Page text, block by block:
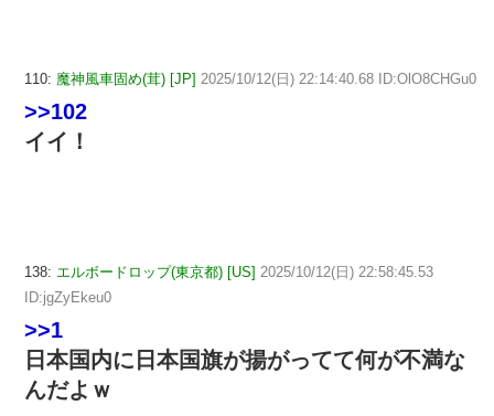
110: 魔神風車固め(茸) [JP] 2025/10/12(日) 22:14:40.68 ID:OlO8CHGu0
>>102
イイ！
138: エルボードロップ(東京都) [US] 2025/10/12(日) 22:58:45.53
ID:jgZyEkeu0
>>1
日本国内に日本国旗が揚がってて何が不満な
んだよｗ